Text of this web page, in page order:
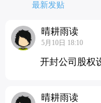
最新发贴
晴耕雨读
5月10日 18:10
开封公司股权
晴耕雨读